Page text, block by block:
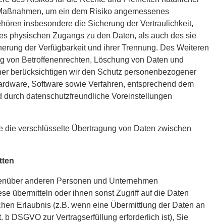
um ein dem Risiko angemessenes
insbesondere die Sicherung der Vertraulichkeit,
physischen Zugangs zu den Daten, als auch des sie
der Verfügbarkeit und ihrer Trennung. Des Weiteren
von Betroffenenrechten, Löschung von Daten und
berücksichtigen wir den Schutz personenbezogener
Software sowie Verfahren, entsprechend dem
datenschutzfreundliche Voreinstellungen
verschlüsselte Übertragung von Daten zwischen
anderen Personen und Unternehmen
übermitteln oder ihnen sonst Zugriff auf die Daten
Erlaubnis (z.B. wenn eine Übermittlung der Daten an
b DSGVO zur Vertragserfüllung erforderlich ist), Sie